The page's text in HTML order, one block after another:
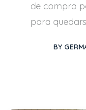
de compra
para
BY